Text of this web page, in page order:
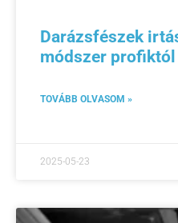
Darázsfészek
módszer profiktól
TOVÁBB OLVASOM »
2025-05-23